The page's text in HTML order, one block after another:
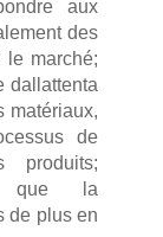
aux
des
le marché;
dallattenta
matériaux,
de
produits;
que la
de plus en